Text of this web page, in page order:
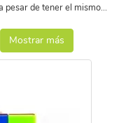
pesar de tener el mismo...
Mostrar más